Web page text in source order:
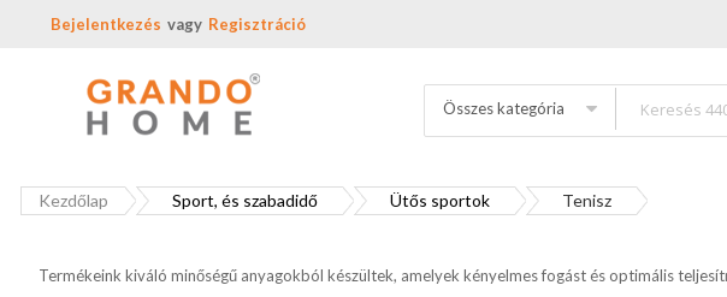
Bejelentkezés Regisztráció
Összes kategória
Kezdőlap Sport, és szabadidő Ütős sportok Tenisz
Termékeink kiváló minőségű anyagokból készültek, amelyek kényelmes fogást és optimális